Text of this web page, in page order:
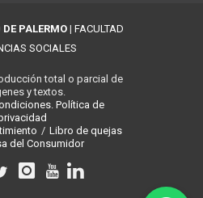
PALERMO | FACULTAD
SOCIALES
total o parcial de
y textos.
Política de
/ Libro de quejas
del Consumidor